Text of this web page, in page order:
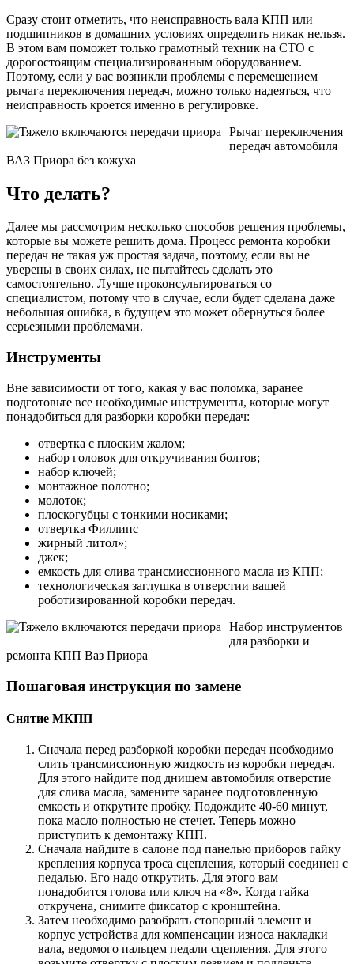
Сразу стоит отметить, что неисправность вала КПП или
подшипников в домашних условиях определить никак нельзя.
В этом вам поможет только грамотный техник на СТО с
дорогостоящим специализированным оборудованием.
Поэтому, если у вас возникли проблемы с перемещением
рычага переключения передач, можно только надеяться, что
неисправность кроется именно в регулировке.
Рычаг переключения
передач автомобиля
ВАЗ Приора без кожуха
Что делать?
Далее мы рассмотрим несколько способов решения проблемы,
которые вы можете решить дома. Процесс ремонта коробки
передач не такая уж простая задача, поэтому, если вы не
уверены в своих силах, не пытайтесь сделать это
самостоятельно. Лучше проконсультироваться со
специалистом, потому что в случае, если будет сделана даже
небольшая ошибка, в будущем это может обернуться более
серьезными проблемами.
Инструменты
Вне зависимости от того, какая у вас поломка, заранее
подготовьте все необходимые инструменты, которые могут
понадобиться для разборки коробки передач:
отвертка с плоским жалом;
набор головок для откручивания болтов;
набор ключей;
монтажное полотно;
молоток;
плоскогубцы с тонкими носиками;
отвертка Филлипс
жирный литол»;
джек;
емкость для слива трансмиссионного масла из КПП;
технологическая заглушка в отверстии вашей
роботизированной коробки передач.
Набор инструментов
для разборки и
ремонта КПП Ваз Приора
Пошаговая инструкция по замене
Снятие МКПП
Сначала перед разборкой коробки передач необходимо
слить трансмиссионную жидкость из коробки передач.
Для этого найдите под днищем автомобиля отверстие
для слива масла, замените заранее подготовленную
емкость и открутите пробку. Подождите 40-60 минут,
пока масло полностью не стечет. Теперь можно
приступить к демонтажу КПП.
Сначала найдите в салоне под панелью приборов гайку
крепления корпуса троса сцепления, который соединен с
педалью. Его надо открутить. Для этого вам
понадобится голова или ключ на «8». Когда гайка
откручена, снимите фиксатор с кронштейна.
Затем необходимо разобрать стопорный элемент и
корпус устройства для компенсации износа накладки
вала, ведомого пальцем педали сцепления. Для этого